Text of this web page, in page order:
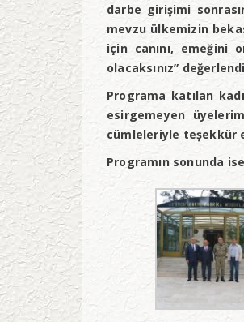
darbe girişimi
mevzu ülkemizin
için canını, emeğini
olacaksınız”
Programa katılan
esirgemeyen
cümleleriyle teşekkür
Programın sonunda